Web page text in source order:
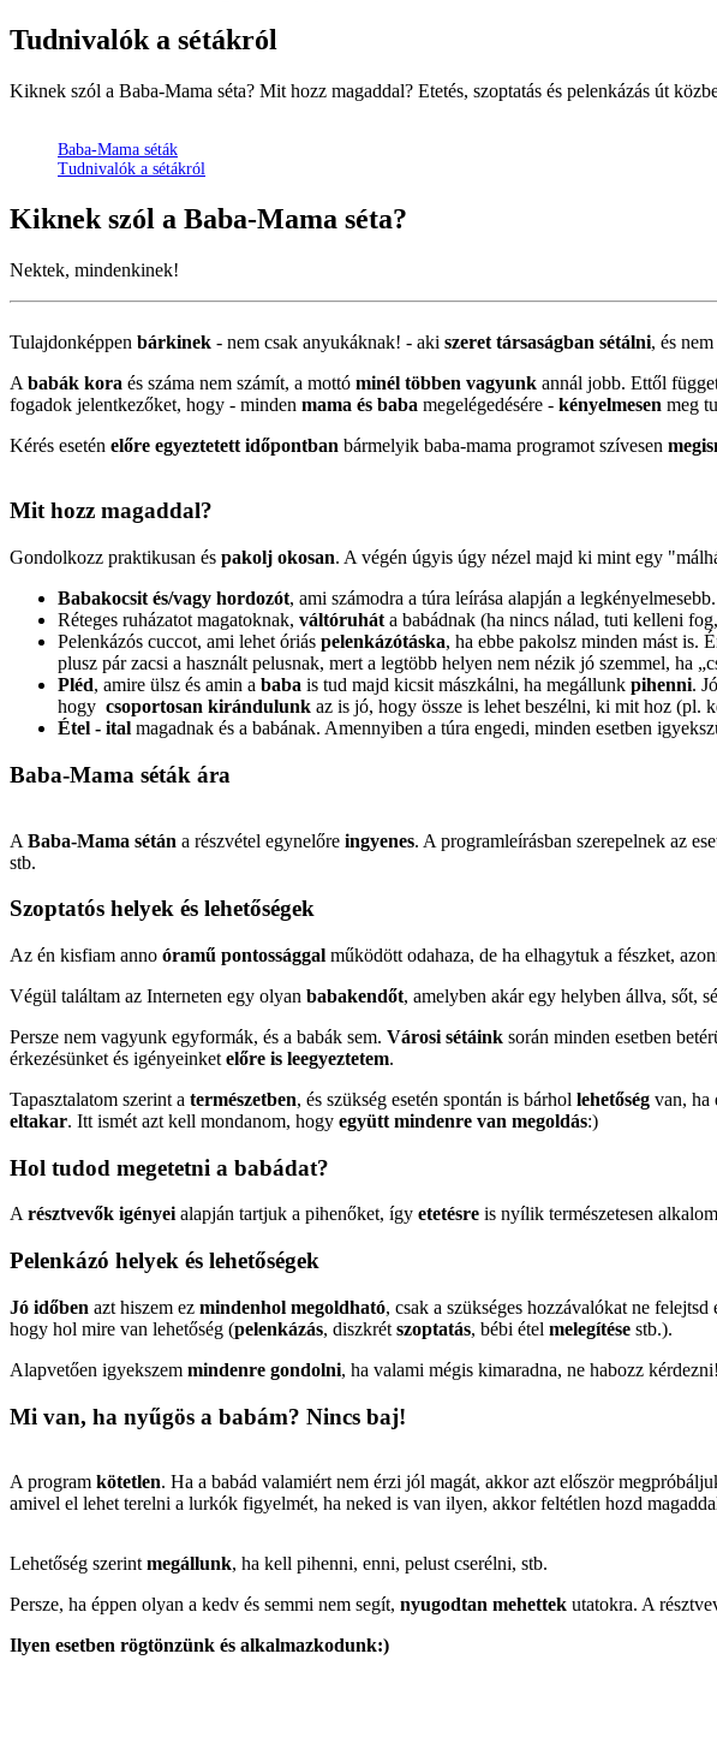
Tudnivalók a sétákról
Kiknek szól a Baba-Mama séta? Mit hozz magaddal? Etetés, szoptatás és pelenkázás út
Baba-Mama séták
Tudnivalók a sétákról
Kiknek szól a Baba-Mama séta?
Nektek, mindenkinek!
Tulajdonképpen bárkinek - nem csak anyukáknak! - aki szeret társaságban sétálni, és
A babák kora és száma nem számít, a mottó minél többen vagyunk annál jobb. Ettől
fogadok jelentkezőket, hogy - minden mama és baba megelégedésére - kényelmesen meg
Kérés esetén előre egyeztetett időpontban bármelyik baba-mama programot szívesen
Mit hozz magaddal?
Gondolkozz praktikusan és pakolj okosan. A végén úgyis úgy nézel majd ki mint egy
Babakocsit és/vagy hordozót, ami számodra a túra leírása alapján a
Réteges ruházatot magatoknak, váltóruhát a babádnak (ha nincs nálad, tuti kelleni
Pelenkázós cuccot, ami lehet óriás pelenkázótáska, ha ebbe pakolsz minden mást is.
plusz pár zacsi a használt pelusnak, mert a legtöbb helyen nem nézik jó szemmel, ha
Pléd, amire ülsz és amin a baba is tud majd kicsit mászkálni, ha megállunk pihenni.
hogy csoportosan kirándulunk az is jó, hogy össze is lehet beszélni, ki mit hoz (pl.
Étel - ital magadnak és a babának. Amennyiben a túra engedi, minden esetben
Baba-Mama séták ára
A Baba-Mama sétán a részvétel egynelőre ingyenes. A programleírásban szerepelnek az
stb.
Szoptatós helyek és lehetőségek
Az én kisfiam anno óramű pontossággal működött odahaza, de ha elhagytuk a fészket,
Végül találtam az Interneten egy olyan babakendőt, amelyben akár egy helyben állva, sőt,
Persze nem vagyunk egyformák, és a babák sem. Városi sétáink során minden esetben
érkezésünket és igényeinket előre is leegyeztetem.
Tapasztalatom szerint a természetben, és szükség esetén spontán is bárhol lehetőség van, ha
eltakar. Itt ismét azt kell mondanom, hogy együtt mindenre van megoldás:)
Hol tudod megetetni a babádat?
A résztvevők igényei alapján tartjuk a pihenőket, így etetésre is nyílik természetesen
Pelenkázó helyek és lehetőségek
Jó időben azt hiszem ez mindenhol megoldható, csak a szükséges hozzávalókat ne
hogy hol mire van lehetőség (pelenkázás, diszkrét szoptatás, bébi étel melegítése stb.).
Alapvetően igyekszem mindenre gondolni, ha valami mégis kimaradna, ne habozz kérdezni!
Mi van, ha nyűgös a babám? Nincs baj!
A program kötetlen. Ha a babád valamiért nem érzi jól magát, akkor azt először
amivel el lehet terelni a lurkók figyelmét, ha neked is van ilyen, akkor feltétlen hozd
Lehetőség szerint megállunk, ha kell pihenni, enni, pelust cserélni, stb.
Persze, ha éppen olyan a kedv és semmi nem segít, nyugodtan mehettek utatokra. A
Ilyen esetben rögtönzünk és alkalmazkodunk:)